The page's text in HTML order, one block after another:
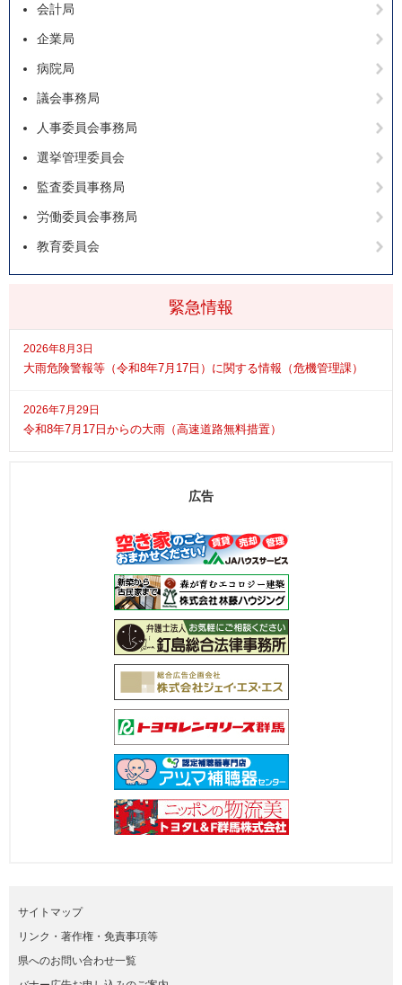
緊急情報
2026年8月3日
大雨危険警報等（令和8年7月17日）に関する情報（危機管理課）
2026年7月29日
令和8年7月17日からの大雨（高速道路無料措置）
会計局
企業局
病院局
議会事務局
人事委員会事務局
選挙管理委員会
監査委員事務局
労働委員会事務局
教育委員会
広告
サイトマップ
リンク・著作権・免責事項等
県へのお問い合わせ一覧